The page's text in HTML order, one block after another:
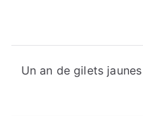
Navigation
Un an de gilets